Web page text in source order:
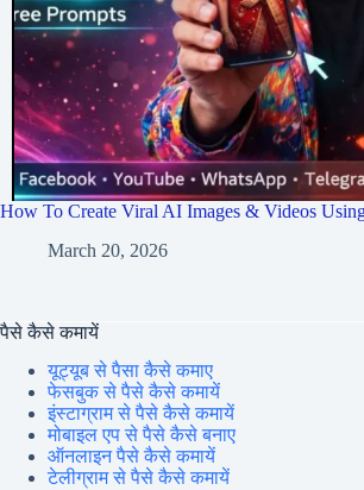
How To Create Viral AI Images & Videos
March 20, 2026
पैसे कैसे कमायें
यूट्यूब से पैसा कैसे कमाए
फेसबुक से पैसे कैसे कमायें
इंस्टाग्राम से पैसे कैसे कमायें
मोबाइल एप से पैसे कैसे बनाए
ऑनलाइन पैसे कैसे कमायें
टेलीग्राम से पैसे कैसे कमायें